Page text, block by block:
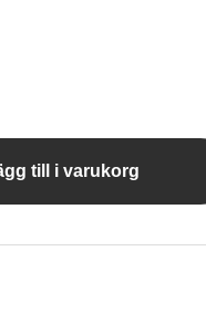
till i varukorg